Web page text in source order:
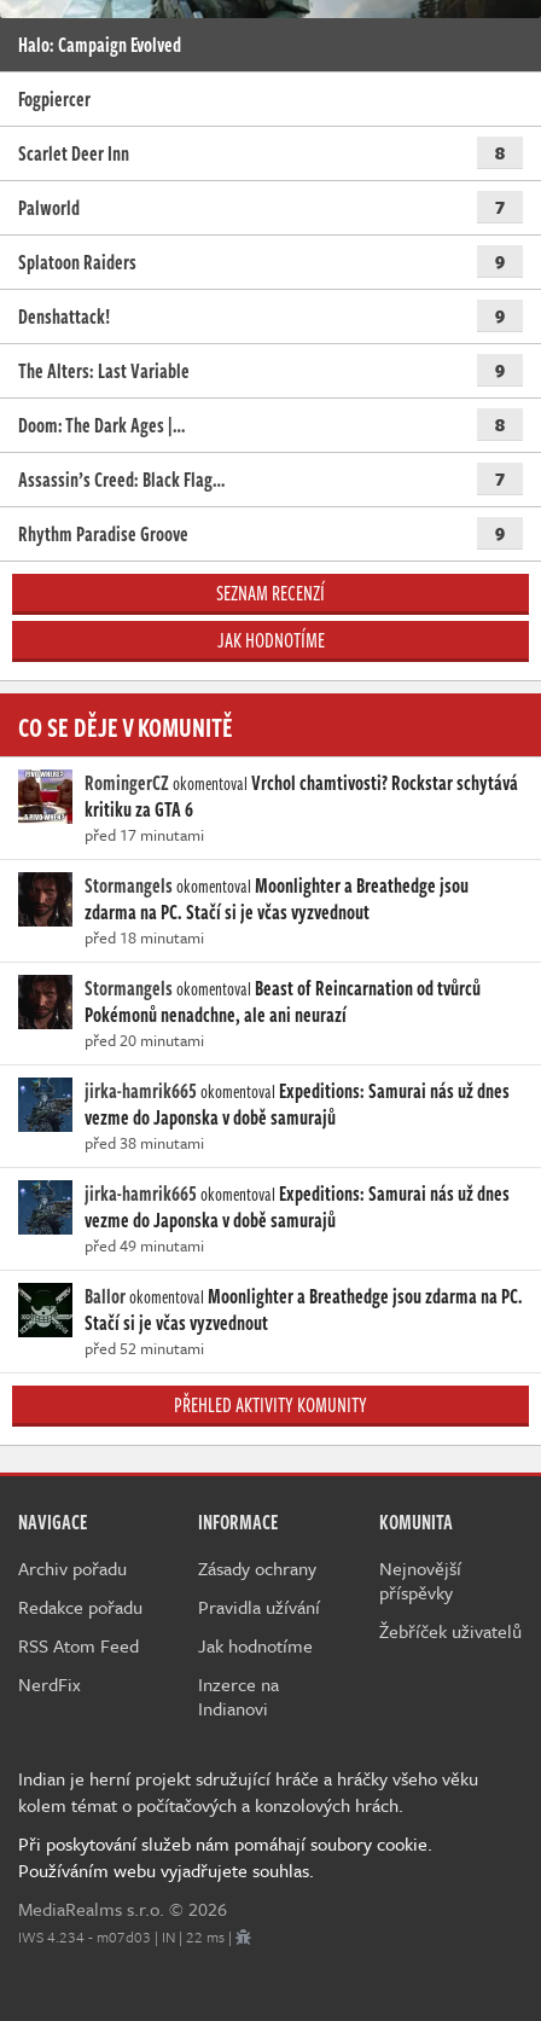
Halo: Campaign Evolved
Fogpiercer
Scarlet Deer Inn
8
Palworld 7
Splatoon Raiders 9
Denshattack! 9
The Alters: Last Variable 9
Doom: The Dark Ages |… 8
Assassin’s Creed: Black Flag… 7
Rhythm Paradise Groove 9
SEZNAM RECENZÍ
JAK HODNOTÍME
CO SE DĚJE V KOMUNITĚ
RomingerCZokomentovalVrchol chamtivosti? Rockstar schytává
kritiku za GTA 6
před 17 minutami
StormangelsokomentovalMoonlighter a Breathedge jsou
zdarma na PC. Stačí si je včas vyzvednout
před 18 minutami
Stormangelsokomentoval Beast of Reincarnation od tvůrců
Pokémonů nenadchne, ale ani neurazí
před 20 minutami
jirka-hamrik665okomentoval Expeditions: Samurai nás už dnes
vezme do Japonska v době samurajů
před 38 minutami
jirka-hamrik665okomentoval Expeditions: Samurai nás už dnes
vezme do Japonska v době samurajů
před 49 minutami
BallorokomentovalMoonlighter a Breathedge jsou zdarma na PC.
Stačí si je včas vyzvednout
před 52 minutami
PŘEHLED AKTIVITY KOMUNITY
NAVIGACE
Archiv pořadu
Redakce pořadu
RSS Atom Feed
NerdFix
INFORMACE
Zásady ochrany
Pravidla užívání
Jak hodnotíme
Inzerce na
Indianovi
KOMUNITA
Nejnovější
příspěvky
Žebříček uživatelů
Indian je herní projekt sdružující hráče a hráčky všeho věku
kolem témat o počítačových a konzolových hrách.
Při poskytování služeb nám pomáhají soubory cookie.
Používáním webu vyjadřujete souhlas.
MediaRealms s.r.o. © 2026
IWS 4.234 - m07d03 | IN | 22 ms |